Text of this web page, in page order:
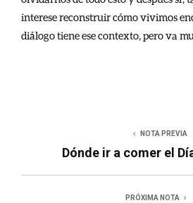
interese reconstruir cómo vivimos
diálogo tiene ese contexto, pero va
NOTA PREVIA
Dónde ir a comer el
PRÓXIMA NOTA